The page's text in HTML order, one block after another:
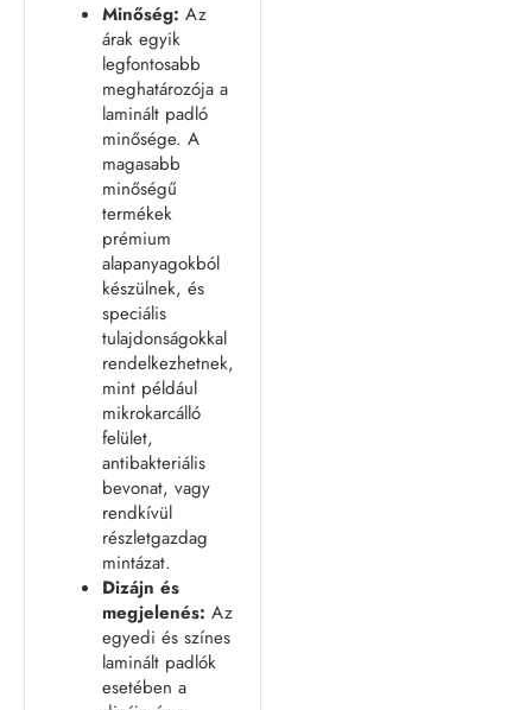
Minőség: Az
árak egyik
legfontosabb
meghatározója a
laminált padló
minősége. A
magasabb
minőségű
termékek
prémium
alapanyagokból
készülnek, és
speciális
tulajdonságokkal
rendelkezhetnek,
mint például
mikrokarcálló
felület,
antibakteriális
bevonat, vagy
rendkívül
részletgazdag
mintázat.
Dizájn és
megjelenés: Az
egyedi és színes
laminált padlók
esetében a